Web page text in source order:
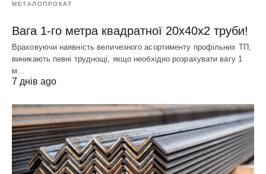
МЕТАЛОПРОКАТ
Вага 1-го метра квадратної 20х40х2 труби!
Враховуючи наявність величезного асортименту профільних ТП,
виникають певні труднощі, якщо необхідно розрахувати вагу 1
м…
7 днів ago